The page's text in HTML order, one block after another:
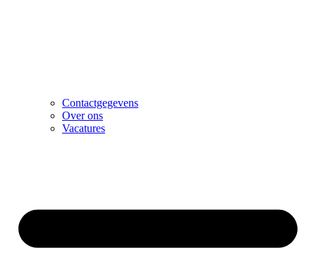
Contactgegevens
Over ons
Vacatures